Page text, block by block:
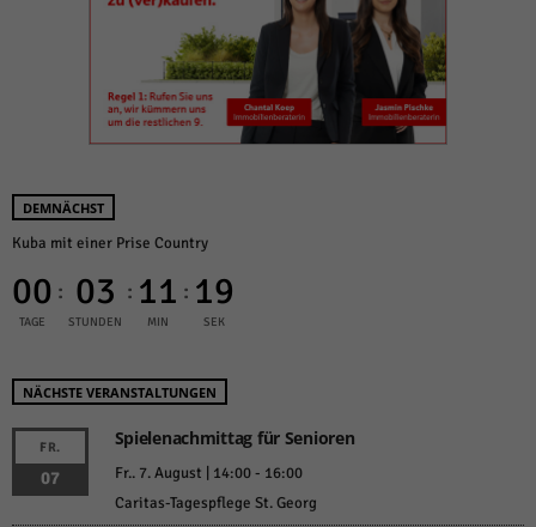
DEMNÄCHST
Kuba mit einer Prise Country
00
TAGE
: 03
STUNDEN
: 11
MIN
: 19
SEK
NÄCHSTE VERANSTALTUNGEN
FR.
07
Spielenachmittag für Senioren
Fr.. 7. August | 14:00- 16:00
Caritas-Tagespflege St. Georg